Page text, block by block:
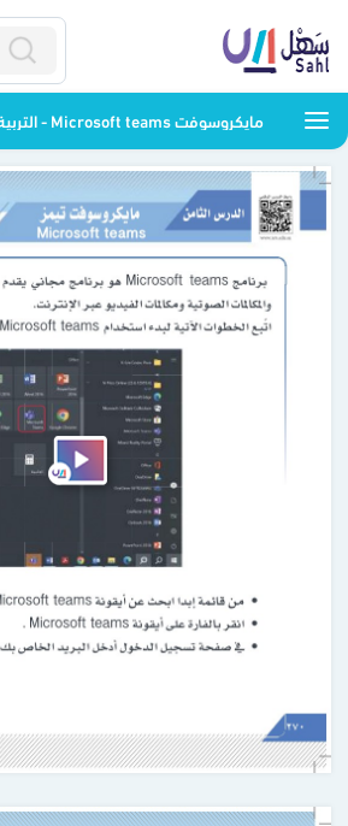
مايكروسوفت Microsoft teams - التربية الفكرية - ثاني ثانوي